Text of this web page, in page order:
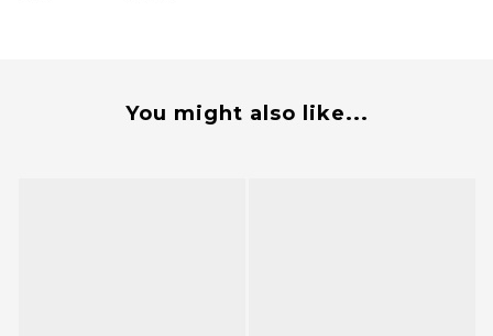
You might also like...